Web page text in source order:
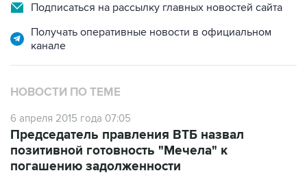
Подписаться на рассылку главных новостей сайта
Получать оперативные новости в официальном
канале
НОВОСТИ ПО ТЕМЕ
6 апреля 2015 года 07:05
Председатель правления ВТБ назвал
позитивной готовность "Мечела" к
погашению задолженности